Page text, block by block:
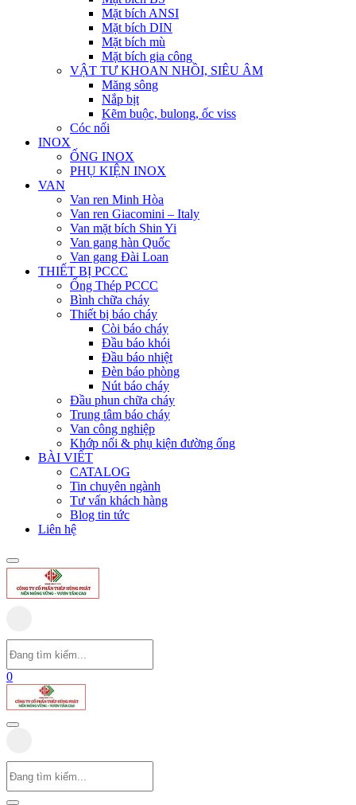
Mặt bích ANSI
Mặt bích DIN
Mặt bích mù
Mặt bích gia công
VẬT TƯ KHOAN NHỒI, SIÊU ÂM
Măng sông
Nắp bịt
Kẽm buộc, bulong, ốc viss
Cóc nối
INOX
ỐNG INOX
PHỤ KIỆN INOX
VAN
Van ren Minh Hòa
Van ren Giacomini – Italy
Van mặt bích Shin Yi
Van gang hàn Quốc
Van gang Đài Loan
THIẾT BỊ PCCC
Ống Thép PCCC
Bình chữa cháy
Thiết bị báo cháy
Còi báo cháy
Đầu báo khói
Đầu báo nhiệt
Đèn báo phòng
Nút báo cháy
Đầu phun chữa cháy
Trung tâm báo cháy
Van công nghiệp
Khớp nối & phụ kiện đường ống
BÀI VIẾT
CATALOG
Tin chuyên ngành
Tư vấn khách hàng
Blog tin tức
Liên hệ
0